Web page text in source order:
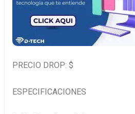
PRECIO DROP: $
ESPECIFICACIONES